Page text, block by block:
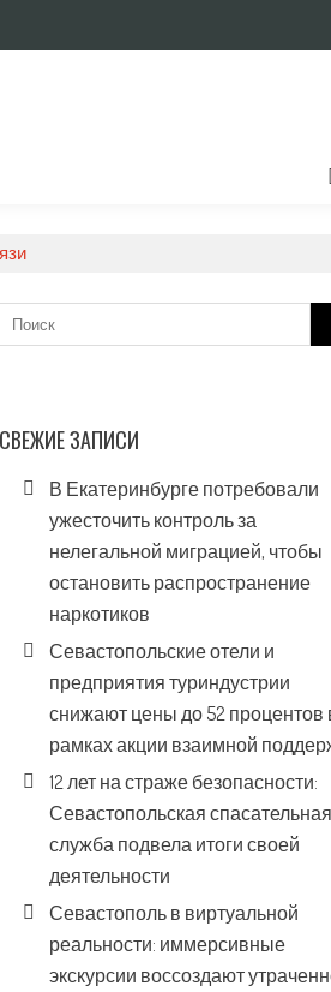
СВЕЖИЕ ЗАПИСИ
В Екатеринбурге потребовали
ужесточить контроль за
нелегальной миграцией, чтобы
остановить распространение
наркотиков
Севастопольские отели и
предприятия туриндустрии
снижают цены до 52 процентов
рамках акции взаимной
12 лет на страже безопасности:
Севастопольская спасательная
служба подвела итоги своей
деятельности
Севастополь в виртуальной
реальности: иммерсивные
экскурсии воссоздают